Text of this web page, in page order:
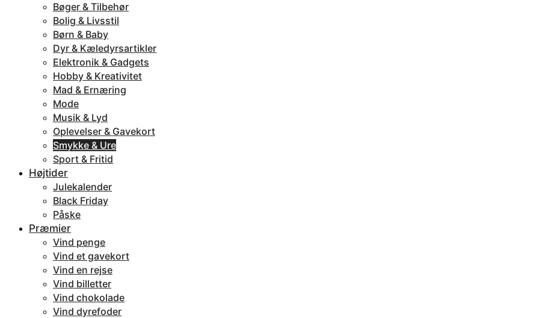
Bøger & Tilbehør
Bolig & Livsstil
Børn & Baby
Dyr & Kæledyrsartikler
Elektronik & Gadgets
Hobby & Kreativitet
Mad & Ernæring
Mode
Musik & Lyd
Oplevelser & Gavekort
Smykke & Ure
Sport & Fritid
Højtider
Julekalender
Black Friday
Påske
Præmier
Vind penge
Vind et gavekort
Vind en rejse
Vind billetter
Vind chokolade
Vind dyrefoder